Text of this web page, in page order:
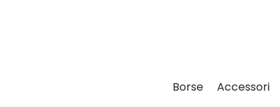
Borse Accessori